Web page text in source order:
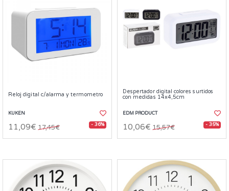
Reloj digital c/alarma y termometro
KUKEN
11,09€ 17,45€ - 36%
Despertador digital colores surtidos
con medidas 14x4,5cm
EDM PRODUCT
10,06€ 15,57€ - 35%